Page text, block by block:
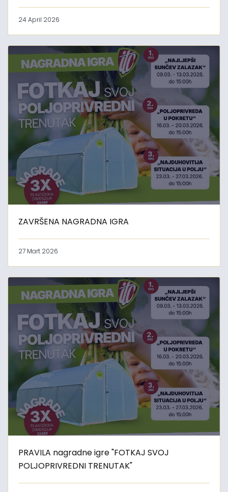
24 April 2026
ZAVRŠENA NAGRADNA IGRA
27 Mart 2026
PRAVILA nagradne igre "FOTKAJ SVOJ
POLJOPRIVREDNI TRENUTAK"